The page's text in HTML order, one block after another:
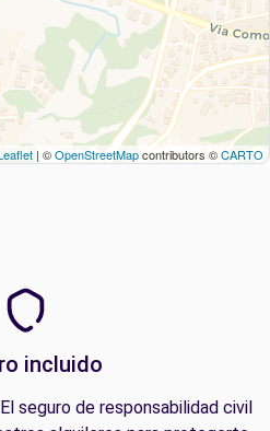
| ©OpenStreetMapcontributors ©CARTO
incluido
seguro de responsabilidad civil